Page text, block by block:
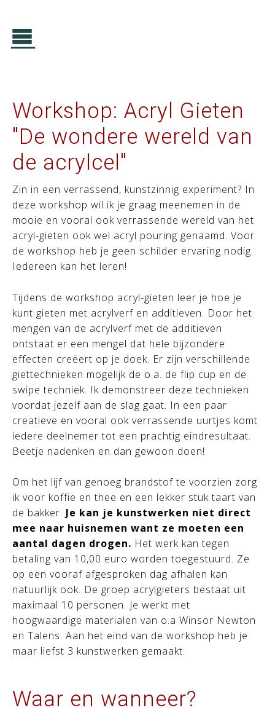
Workshop: Acryl Gieten
"De wondere wereld van
de acrylcel"
Zin in een verrassend, kunstzinnig experiment? In
deze workshop wil ik je graag meenemen in de
mooie en vooral ook verrassende wereld van het
acryl-gieten ook wel acryl pouring genaamd. Voor
de workshop heb je geen schilder ervaring nodig.
Iedereen kan het leren!
Tijdens de workshop acryl-gieten leer je hoe je
kunt gieten met acrylverf en additieven. Door het
mengen van de acrylverf met de additieven
ontstaat er een mengel dat hele bijzondere
effecten creëert op je doek. Er zijn verschillende
giettechnieken mogelijk de o.a. de flip cup en de
swipe techniek. Ik demonstreer deze technieken
voordat jezelf aan de slag gaat. In een paar
creatieve en vooral ook verrassende uurtjes komt
iedere deelnemer tot een prachtig eindresultaat.
Beetje nadenken en dan gewoon doen!
Om het lijf van genoeg brandstof te voorzien zorg
ik voor koffie en thee en een lekker stuk taart van
de bakker. Je kan je kunstwerken niet direct
mee naar huisnemen want ze moeten een
aantal dagen drogen. Het werk kan tegen
betaling van 10,00 euro worden toegestuurd. Ze
op een vooraf afgesproken dag afhalen kan
natuurlijk ook. De groep acrylgieters bestaat uit
maximaal 10 personen. Je werkt met
hoogwaardige materialen van o.a Winsor Newton
en Talens. Aan het eind van de workshop heb je
maar liefst 3 kunstwerken gemaakt.
Waar en wanneer?